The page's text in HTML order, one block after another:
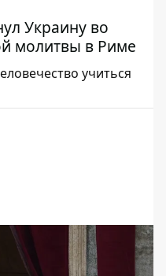
Украину во
молитвы в Риме
учиться